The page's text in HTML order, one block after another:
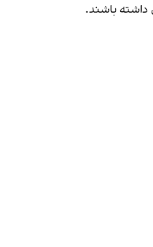
داشته باشند.